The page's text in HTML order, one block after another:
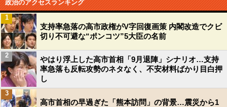
政治のアクセスランキング
支持率急落の高市政権がV字回復画策 内閣改造でクビ
切り不可避な“ポンコツ”5大臣の名前
1
やはり浮上した高市首相「9月退陣」シナリオ…支持
率急落も反転攻勢のネタなく、不安材料ばかり目白押
し
2
高市首相の早過ぎた「熊本訪問」の背景…震災から1
3